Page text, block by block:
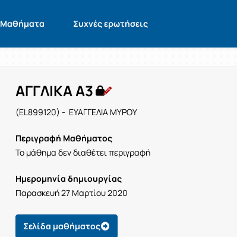
Μαθήματα Συχνές ερωτήσεις
ΑΓΓΛΙΚΑ Α3
(EL899120) - ΕΥΑΓΓΕΛΙΑ ΜΥΡΟΥ
Περιγραφή Μαθήματος
Το μάθημα δεν διαθέτει περιγραφή
Ημερομηνία δημιουργίας
Παρασκευή 27 Μαρτίου 2020
Σελίδα μαθήματος